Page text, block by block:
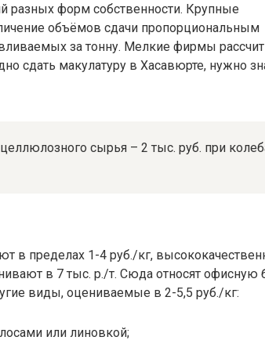
разных форм собственности. Крупные
объёмов сдачи пропорциональным
за тонну. Мелкие фирмы
сдать макулатуру в Хасавюрте, нужно
сырья – 2 тыс. руб. при
в пределах 1-4 руб./кг,
в 7 тыс. р./т. Сюда относят офисную
виды, оцениваемые в 2-5,5 руб./кг:
или линовкой;